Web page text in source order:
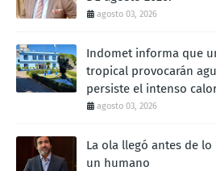
agosto 03, 2026
Indomet informa que
tropical provocarán
persiste el intenso
agosto 03, 2026
La ola llegó antes de
un humano